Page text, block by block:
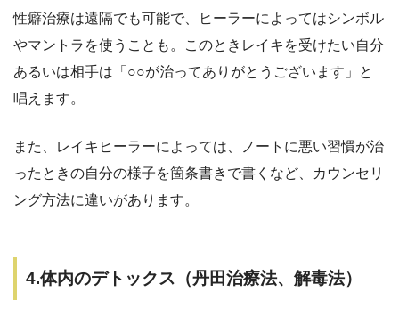
性癖治療は遠隔でも可能で、ヒーラーによってはシンボル
やマントラを使うことも。このときレイキを受けたい自分
あるいは相手は「○○が治ってありがとうございます」と
唱えます。
また、レイキヒーラーによっては、ノートに悪い習慣が治
ったときの自分の様子を箇条書きで書くなど、カウンセリ
ング方法に違いがあります。
4.体内のデトックス（丹田治療法、解毒法）